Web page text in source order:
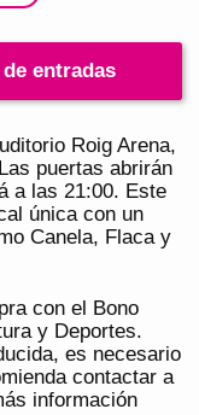
entradas
Roig Arena,
puertas abrirán
a las 21:00. Este
única con un
Canela, Flaca y
con el Bono
y Deportes.
es necesario
contactar a
información